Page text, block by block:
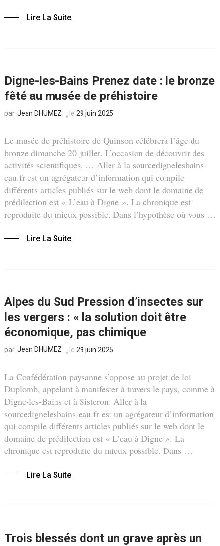
Lire La Suite
Digne-les-Bains Prenez date : le bronze
fêté au musée de préhistoire
par Jean DHUMEZ le 29 juin 2025
Le musée de préhistoire de Quinson célébrera l’âge du
bronze dimanche 20 juillet. L’occasion de découvrir des
activités scientifiques, … Aller à la sourcedignelesbains-
eau.fr est un agrégateur d’information qui compile
différents articles publiés sur le web dont le domaine de
prédilection est « L’eau à Digne ». La chronique est
reproduite du mieux possible. Dans l’hypothèse où vous …
Lire La Suite
Alpes du Sud Pression d’insectes sur
les vergers : « la solution doit être
économique, pas chimique
par Jean DHUMEZ le 29 juin 2025
La Confédération paysanne s’oppose au projet de loi
Duplomb, appelant à manifester à travers le pays, comme à
Digne-les-Bains et à Sisteron. Aller à la
sourcedignelesbains-eau.fr est un agrégateur d’information
qui compile différents articles publiés sur le web dont le
domaine de prédilection est « L’eau à Digne ». La
chronique est reproduite du mieux possible. Dans …
Lire La Suite
Trois blessés dont un grave après un